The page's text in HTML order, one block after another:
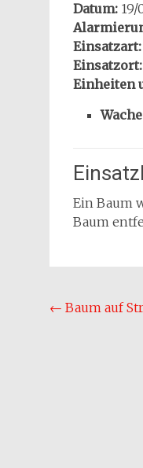
Datum:
Einsatzart:
Einsatzort:
Einheiten
Wache
Ein Baum
Baum
← Baum auf